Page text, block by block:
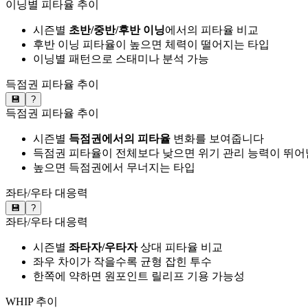
이닝별 피타율 추이
시즌별 초반/중반/후반 이닝에서의 피타율 비교
후반 이닝 피타율이 높으면 체력이 떨어지는 타입
이닝별 패턴으로 스태미나 분석 가능
득점권 피타율 추이
💾 ?
득점권 피타율 추이
시즌별 득점권에서의 피타율 변화를 보여줍니다
득점권 피타율이 전체보다 낮으면 위기 관리 능력이 뛰어
높으면 득점권에서 무너지는 타입
좌타/우타 대응력
💾 ?
좌타/우타 대응력
시즌별 좌타자/우타자상대 피타율 비교
좌우 차이가 작을수록 균형 잡힌 투수
한쪽에 약하면 원포인트 릴리프 기용 가능성
WHIP 추이